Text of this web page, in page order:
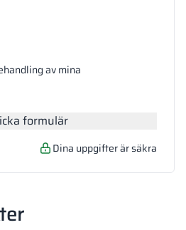
av mina
formulär
Dina uppgifter är säkra